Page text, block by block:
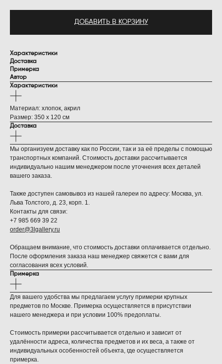
ДОБАВИТЬ В КОРЗИНУ
Характеристики
Доставка
Примерка
Автор
Характеристики
Материал: хлопок, акрил
Размер: 350 х 120 см
Доставка
Мы организуем доставку как по России, так и за её пределы с помощью
транспортных компаний. Стоимость доставки рассчитывается
индивидуально нашим менеджером после уточнения всех деталей
вашего заказа.
Также доступен самовывоз из нашей галереи по адресу: Москва, ул.
Льва Толстого, д. 23, корп. 1.
Контакты для связи:
+7 985 669 39 22
order@3lgallery.ru
Обращаем внимание, что стоимость доставки оплачивается отдельно.
После оформления заказа наш менеджер свяжется с вами для
согласования всех условий.
Примерка
Для вашего удобства мы предлагаем услугу примерки крупных
предметов по Москве. Примерка осуществляется в присутствии
нашего менеджера и при условии 100% предоплаты.
Стоимость примерки рассчитывается отдельно и зависит от
удалённости адреса, количества предметов и их веса, а также от
индивидуальных особенностей объекта, где осуществляется
примерка.